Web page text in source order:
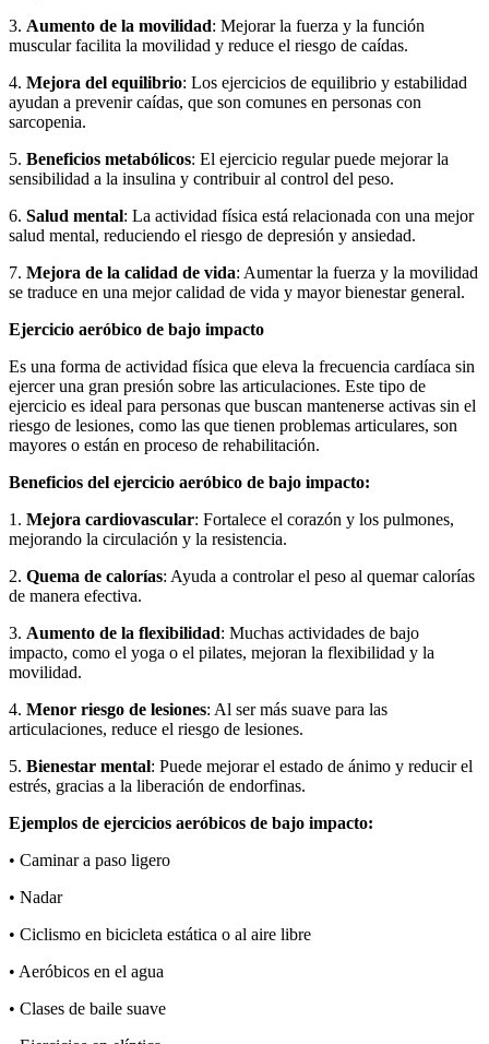
3. Aumento de la movilidad: Mejorar la fuerza y la función
muscular facilita la movilidad y reduce el riesgo de caídas.
4. Mejora del equilibrio: Los ejercicios de equilibrio y estabilidad
ayudan a prevenir caídas, que son comunes en personas con
sarcopenia.
5. Beneficios metabólicos: El ejercicio regular puede mejorar la
sensibilidad a la insulina y contribuir al control del peso.
6. Salud mental: La actividad física está relacionada con una mejor
salud mental, reduciendo el riesgo de depresión y ansiedad.
7. Mejora de la calidad de vida: Aumentar la fuerza y la movilidad
se traduce en una mejor calidad de vida y mayor bienestar general.
Ejercicio aeróbico de bajo impacto
Es una forma de actividad física que eleva la frecuencia cardíaca sin
ejercer una gran presión sobre las articulaciones. Este tipo de
ejercicio es ideal para personas que buscan mantenerse activas sin el
riesgo de lesiones, como las que tienen problemas articulares, son
mayores o están en proceso de rehabilitación.
Beneficios del ejercicio aeróbico de bajo impacto:
1. Mejora cardiovascular: Fortalece el corazón y los pulmones,
mejorando la circulación y la resistencia.
2. Quema de calorías: Ayuda a controlar el peso al quemar calorías
de manera efectiva.
3. Aumento de la flexibilidad: Muchas actividades de bajo
impacto, como el yoga o el pilates, mejoran la flexibilidad y la
movilidad.
4. Menor riesgo de lesiones: Al ser más suave para las
articulaciones, reduce el riesgo de lesiones.
5. Bienestar mental: Puede mejorar el estado de ánimo y reducir el
estrés, gracias a la liberación de endorfinas.
Ejemplos de ejercicios aeróbicos de bajo impacto:
• Caminar a paso ligero
• Nadar
• Ciclismo en bicicleta estática o al aire libre
• Aeróbicos en el agua
• Clases de baile suave